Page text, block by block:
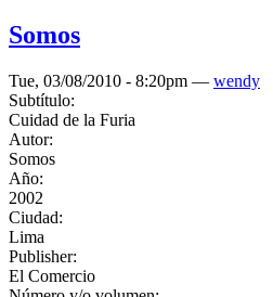
Somos
Tue, 03/08/2010 - 8:20pm — wendy
Subtítulo:
Cuidad de la Furia
Autor:
Somos
Año:
2002
Ciudad:
Lima
Publisher:
El Comercio